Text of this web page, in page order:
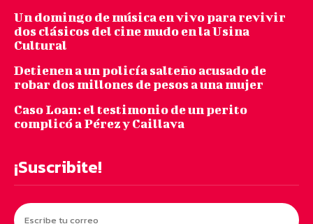
Un domingo de música en vivo para revivir
dos clásicos del cine mudo en la Usina
Cultural
Detienen a un policía salteño acusado de
robar dos millones de pesos a una mujer
Caso Loan: el testimonio de un perito
complicó a Pérez y Caillava
¡Suscribite!